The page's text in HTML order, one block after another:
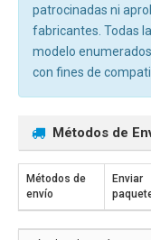
patrocinadas ni
fabricantes. Todas
modelo
con fines de
Métodos de
Métodos de
envío
Enviar